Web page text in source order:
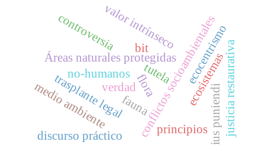
trasplante legal
Áreas naturales protegidasconflictos socioambientales
ecocentrismo
flora
fauna
medio ambiente ecosistemasjusticia restaurativa
ius puniendi
no-humanos
valor intrínseco
bit
controversia
tutela
discurso práctico
principios
verdad